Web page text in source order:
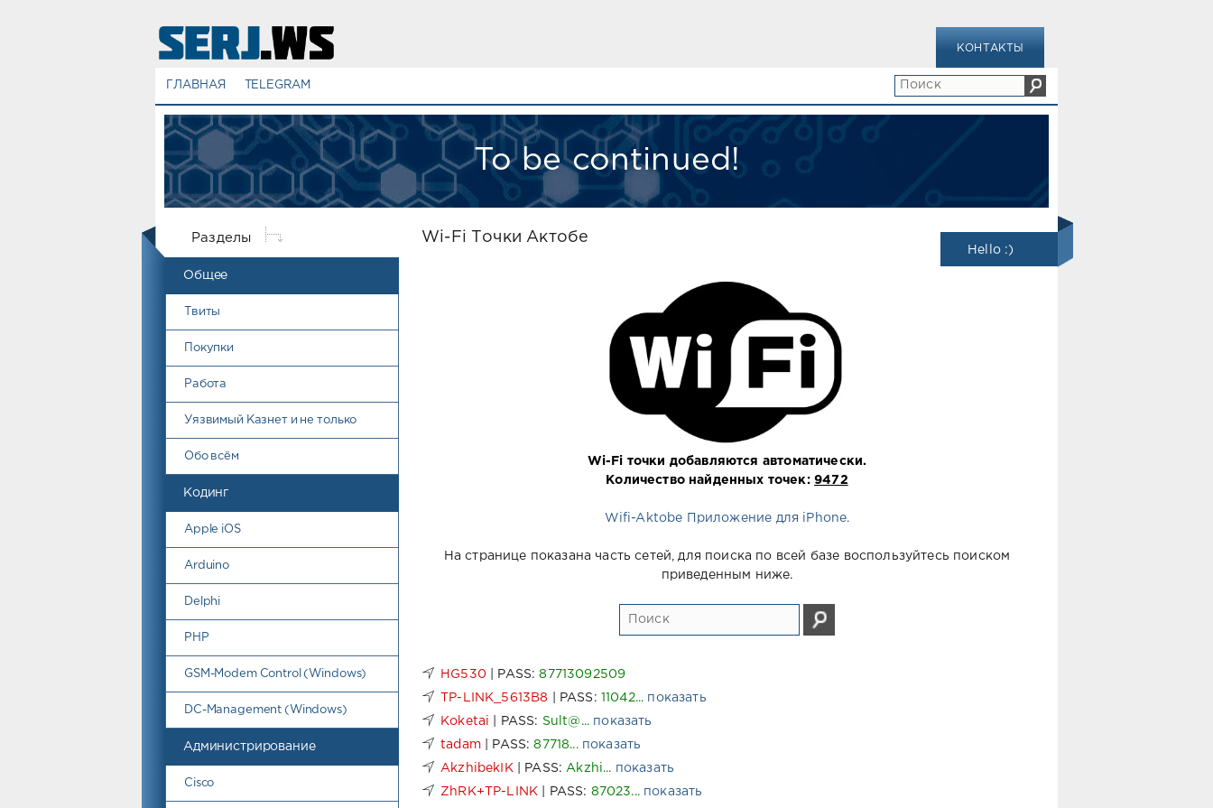
КОНТАКТЫ
ГЛАВНАЯ TELEGRAM
To be continued!
Разделы
Общее
Твиты
Покупки
Работа
Уязвимый Казнет и не только
Обо всём
Кодинг
Apple iOS
Arduino
Delphi
PHP
GSM-Modem Control (Windows)
DC-Management (Windows)
Администрирование
Cisco
Wi-Fi Точки Актобе
Hello :)
Wi-Fi точки добавляются автоматически.
Количество найденных точек:9472
Wifi-Aktobe Приложение для iPhone.
На странице показана часть сетей, для поиска по всей базе воспользуйтесь поиском
приведенным ниже.
HG530 | PASS:87713092509
TP-LINK_5613B8 | PASS: 11042... показать
Koketai | PASS: Sult@... показать
tadam| PASS:87718... показать
AkzhibekIK | PASS: Akzhi... показать
ZhRK+TP-LINK | PASS: 87023... показать